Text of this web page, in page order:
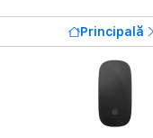
Principală